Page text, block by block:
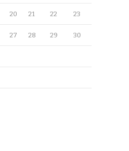
20 21 22 23
27 28 29 30